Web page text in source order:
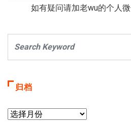
如有疑问请加老wu的个人
归档